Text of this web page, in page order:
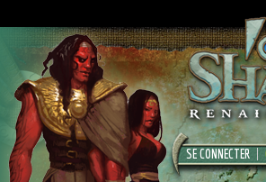
SE CONNECTER